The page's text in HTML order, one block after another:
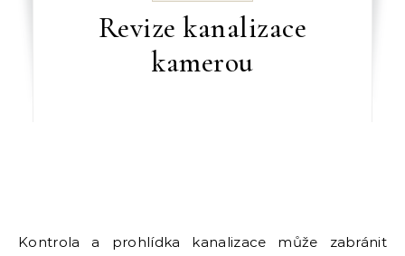
Revize kanalizace
kamerou
Kontrola a prohlídka kanalizace může zabránit